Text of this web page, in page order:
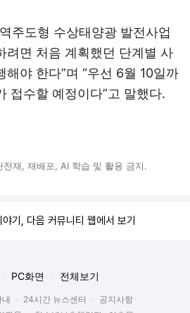
주도형 수상태양광 발전사업
려면 처음 계획했던 단계별 사
해야 한다”며 “우선 6월 10일까
접수할 예정이다”고 말했다.
재, 재배포, AI 학습 및 활용 금지.
기, 다음 커뮤니티 웹에서 보기
PC화면 전체보기
24시간 뉴스센터
공지사항